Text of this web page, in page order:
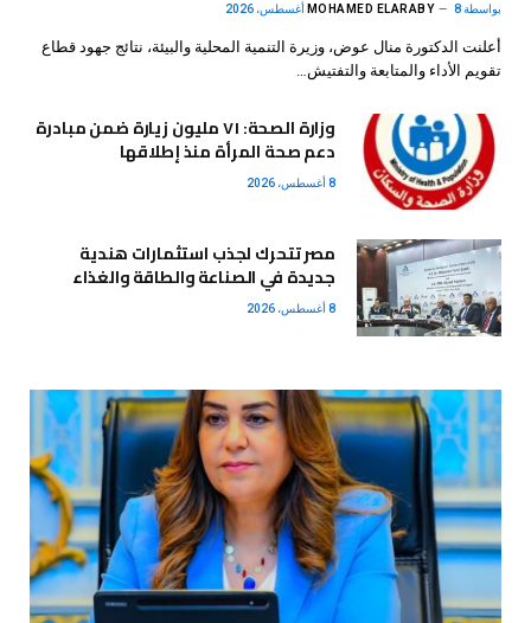
بواسطة MOHAMED ELARABY 8 أغسطس، 2026
أعلنت الدكتورة منال عوض، وزيرة التنمية المحلية والبيئة، نتائج جهود قطاع
تقويم الأداء والمتابعة والتفتيش…
وزارة الصحة: ٧١ مليون زيارة ضمن مبادرة
دعم صحة المرأة منذ إطلاقها
8 أغسطس، 2026
مصر تتحرك لجذب استثمارات هندية
جديدة في الصناعة والطاقة والغذاء
8 أغسطس، 2026